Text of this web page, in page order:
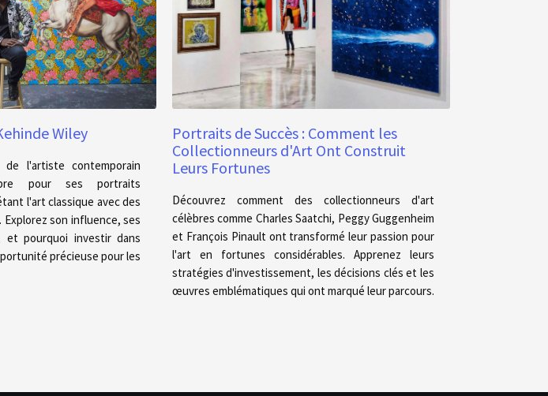
Wiley
de l'artiste contemporain
pour ses portraits
l'art classique avec des
son influence, ses
et pourquoi investir dans
précieuse pour les
Portraits de Succès : Comment les
Collectionneurs d'Art Ont Construit
Leurs Fortunes
Découvrez comment des collectionneurs d'art
célèbres comme Charles Saatchi, Peggy Guggenheim
et François Pinault ont transformé leur passion pour
l'art en fortunes considérables. Apprenez leurs
stratégies d'investissement, les décisions clés et les
œuvres emblématiques qui ont marqué leur parcours.